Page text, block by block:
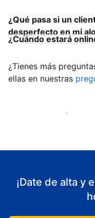
¿Qué pasa si un
desperfecto en mi
¿Cuándo estará
¿Tienes más
ellas en nuestras
Empieza a recibir
¡Date de alta y